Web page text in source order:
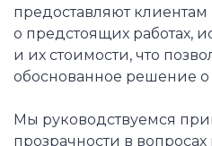
предоставляют
о предстоящих работах,
и их стоимости, что
обоснованное решение о
Мы руководствуемся
прозрачности в